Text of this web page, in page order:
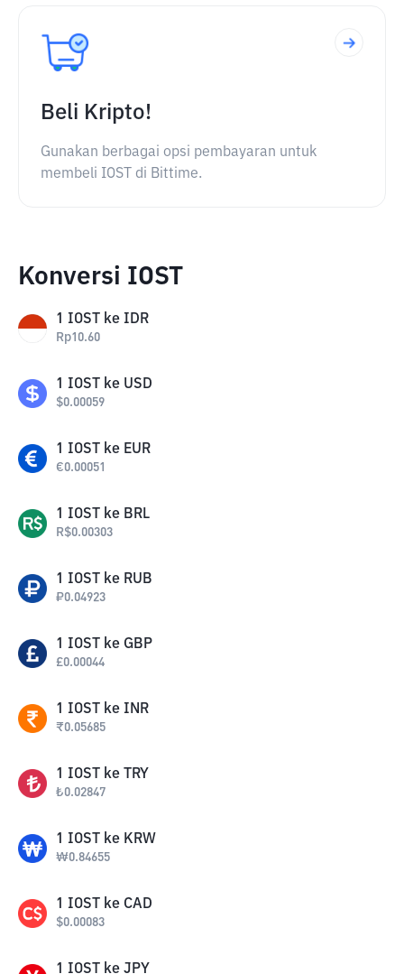
Beli Kripto!
Gunakan berbagai opsi pembayaran untuk
membeli IOST di Bittime.
Konversi IOST
1 IOST ke IDR
Rp10.60
1 IOST ke USD
$0.00059
1 IOST ke EUR
€0.00051
1 IOST ke BRL
R$0.00303
1 IOST ke RUB
₽0.04923
1 IOST ke GBP
£0.00044
1 IOST ke INR
₹0.05685
1 IOST ke TRY
₺0.02847
1 IOST ke KRW
₩0.84655
1 IOST ke CAD
$0.00083
1 IOST ke JPY